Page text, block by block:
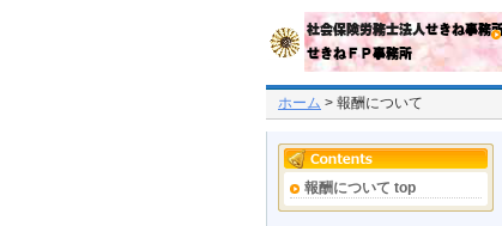
ホーム > 報酬について
報酬について top